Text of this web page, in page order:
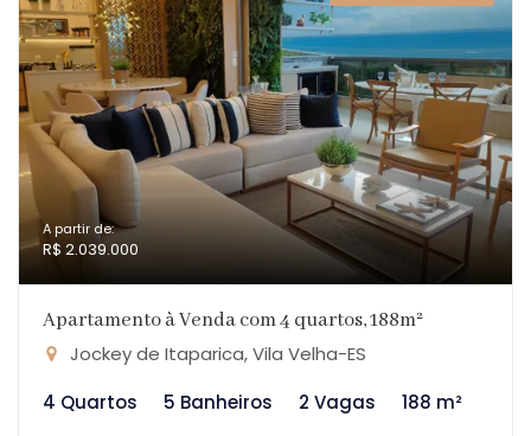
A partir de:
R$ 2.039.000
Apartamento à Venda com 4 quartos, 188m²
Jockey de Itaparica, Vila Velha-ES
4 Quartos
5 Banheiros 2 Vagas 188 m²